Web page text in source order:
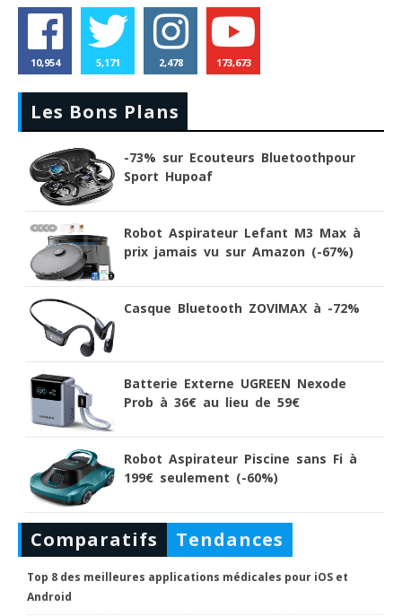
10,954 5,171 2,478 173,673
Les Bons Plans
-73% sur Ecouteurs Bluetoothpour
Sport Hupoaf
Robot Aspirateur Lefant M3 Max à
prix jamais vu sur Amazon (-67%)
Casque Bluetooth ZOVIMAX à -72%
Batterie Externe UGREEN Nexode
Prob à 36€ au lieu de 59€
Robot Aspirateur Piscine sans Fi à
199€ seulement (-60%)
Comparatifs Tendances
Top 8 des meilleures applications médicales pour iOS et
Android